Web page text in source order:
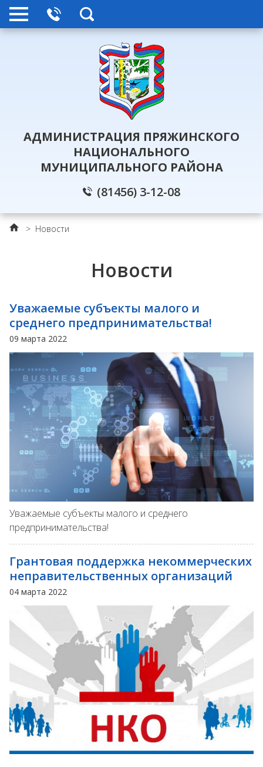
АДМИНИСТРАЦИЯ ПРЯЖИНСКОГО
НАЦИОНАЛЬНОГО
МУНИЦИПАЛЬНОГО РАЙОНА
(81456) 3-12-08
> Новости
Новости
Уважаемые субъекты малого и
среднего предпринимательства!
09 марта 2022
Уважаемые субъекты малого и среднего
предпринимательства!
Грантовая поддержка некоммерческих
неправительственных организаций
04 марта 2022